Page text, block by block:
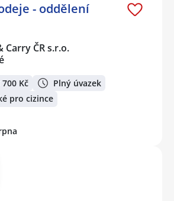
- oddělení
Carry ČR s.r.o.
Kč
Plný úvazek
pro cizince